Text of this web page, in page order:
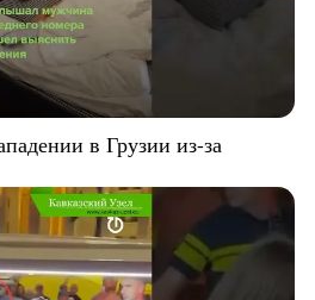
в Грузии из-за